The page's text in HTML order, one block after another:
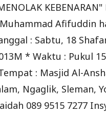
Afifuddin
: Sabtu, 18
* Waktu : Pukul
: Masjid Al-
Ngaglik, Sleman,
089 9515 7277